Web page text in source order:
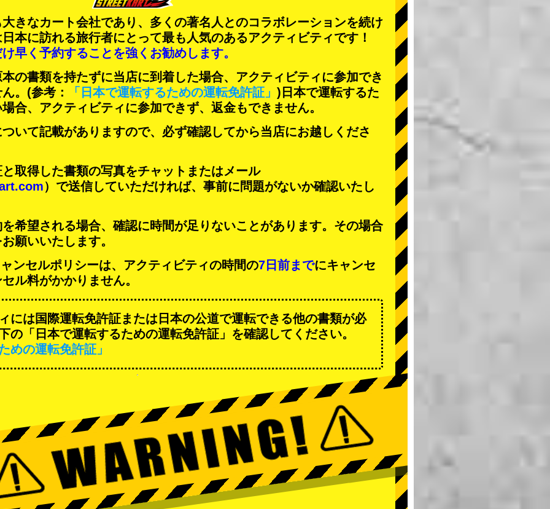
きなカート会社であり、 多くの著名人 とのコラボレーションを続け
本に訪れる旅行者にとって最も人気のあるアクティビティです！
早く予約することを強くお勧めします。
の書類を持たずに当店に到着した場合、アクティビティに参加でき
。 (参考： 「日本で運転するための運転免許証」 )日本で運転するた
合、アクティビティに参加できず、返金もできません。
いて記載がありますので、必ず確認してから当店にお越しくださ
取得した書類の写真をチャットまたはメール
）で送信していただければ、事前に問題がないか確認いたし
希望される場合、確認に時間が足りないことがあります。その場合
願いいたします。
ンセルポリシーは、アクティビティの時間の7日前までにキャンセ
ル料がかかりません。
には国際運転免許証または日本の公道で運転できる他の書類が必
の「日本で運転するための運転免許証」を確認してください。
めの運転免許証」